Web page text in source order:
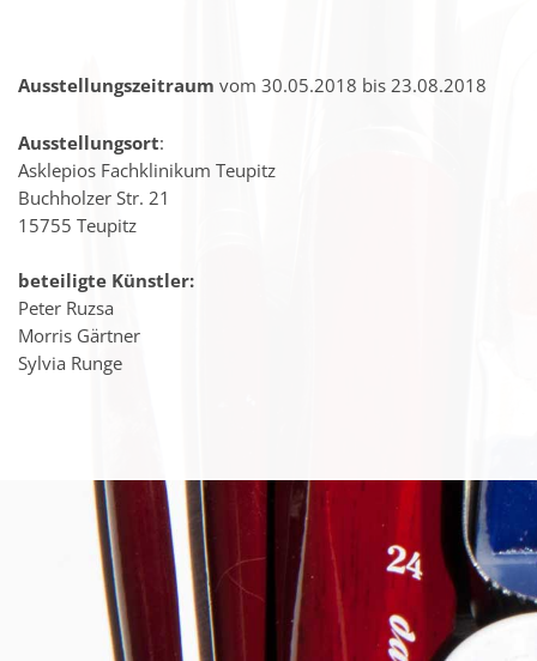
Ausstellungszeitraum vom 30.05.2018 bis 23.08.2018
Ausstellungsort:
Asklepios Fachklinikum Teupitz
Buchholzer Str. 21
15755 Teupitz
beteiligte Künstler:
Peter Ruzsa
Morris Gärtner
Sylvia Runge